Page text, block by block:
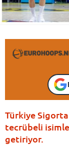
Türkiye
tecrübeli
getiriyor.